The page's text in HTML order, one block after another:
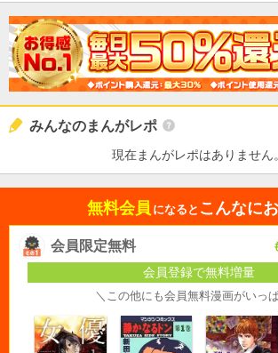
みんなのまんがレポ
現在まんがレポはありません。
無料会員 になると こんなに
会員限定無料
会員登録で無料増量
＼この他にも会員無料漫画がいっ